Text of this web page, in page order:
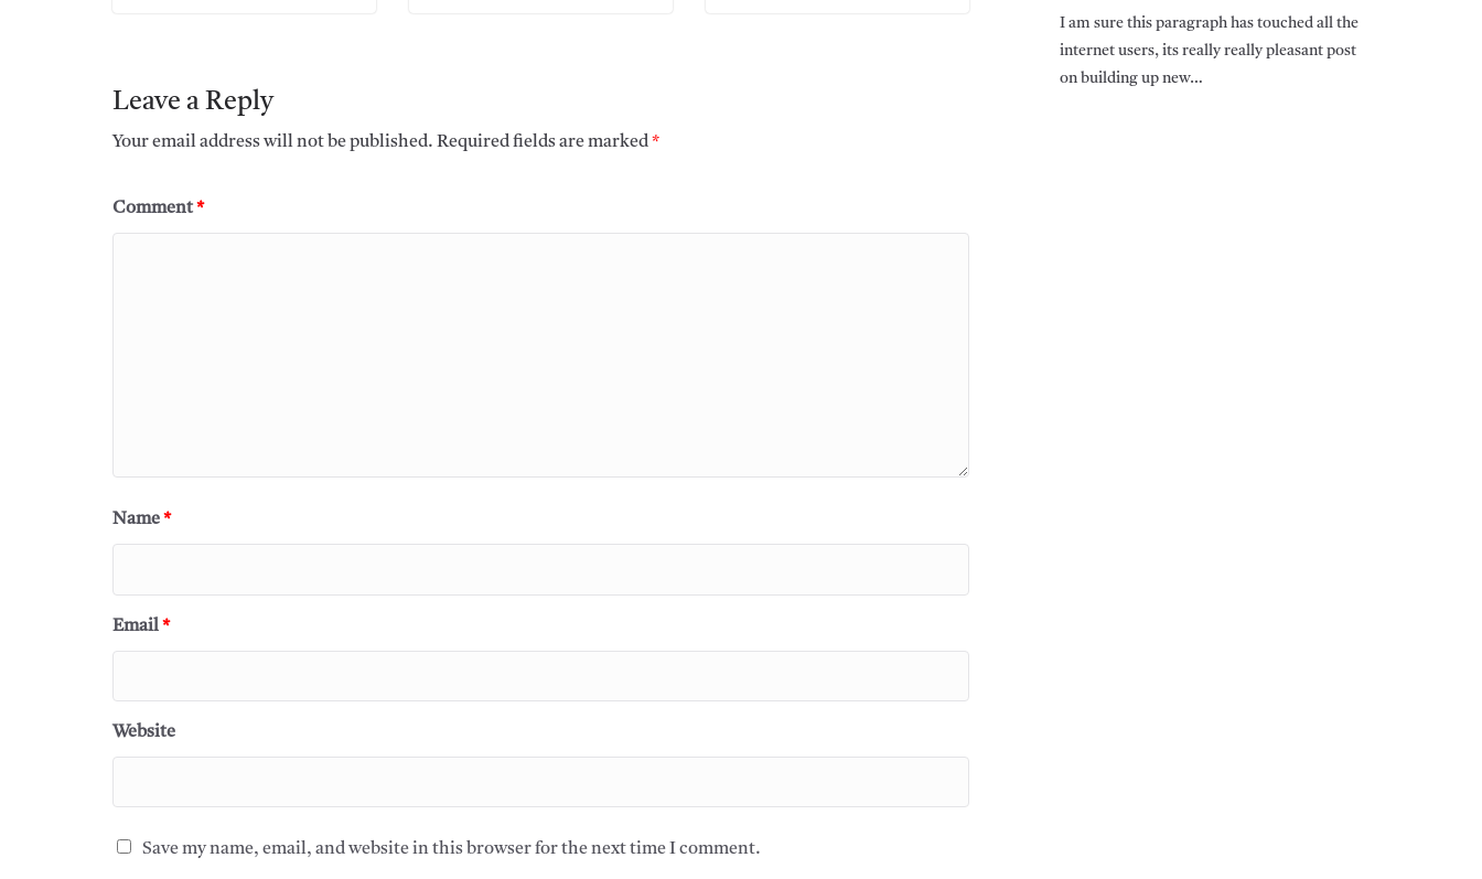
Leave a Reply
Your email address will not be published. Required fields are marked*
Comment*
Name*
Email*
Website
Save my name, email, and website in this browser for the next time I comment.
I am sure this paragraph has touched all the
internet users, its really really pleasant post
on building up new…